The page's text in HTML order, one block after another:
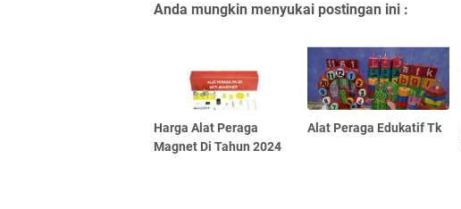
Anda mungkin menyukai postingan ini :
Harga Alat Peraga
Magnet Di Tahun 2024
Alat Peraga Edukatif Tk